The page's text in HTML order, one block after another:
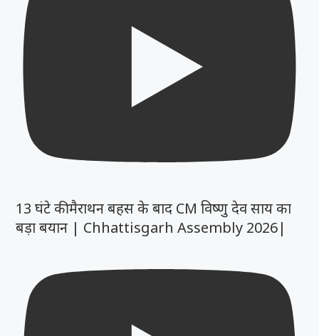
13 घंटे की मैराथन बहस के बाद CM विष्णु देव साय का
बड़ा बयान | Chhattisgarh Assembly 2026|